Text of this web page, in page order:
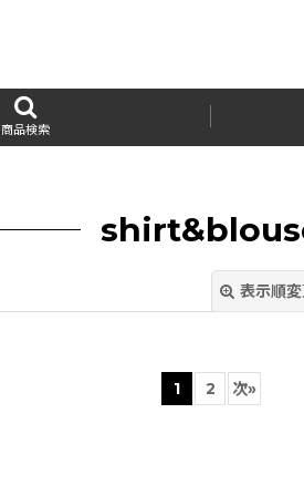
商品検索
表示順
1 2 次»